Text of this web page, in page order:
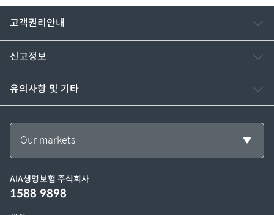
고객권리안내
신고정보
유의사항 및 기타
Our markets
AIA생명보험 주식회사
1588 9898